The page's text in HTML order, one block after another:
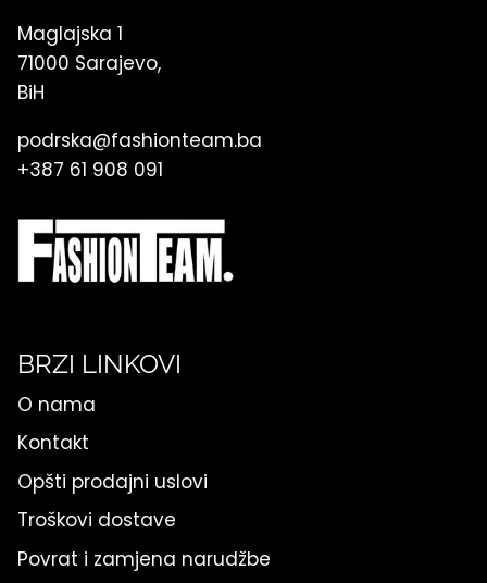
Maglajska 1
71000 Sarajevo,
BiH
podrska@fashionteam.ba
+387 61 908 091
BRZI LINKOVI
O nama
Kontakt
Opšti prodajni uslovi
Troškovi dostave
Povrat i zamjena narudžbe